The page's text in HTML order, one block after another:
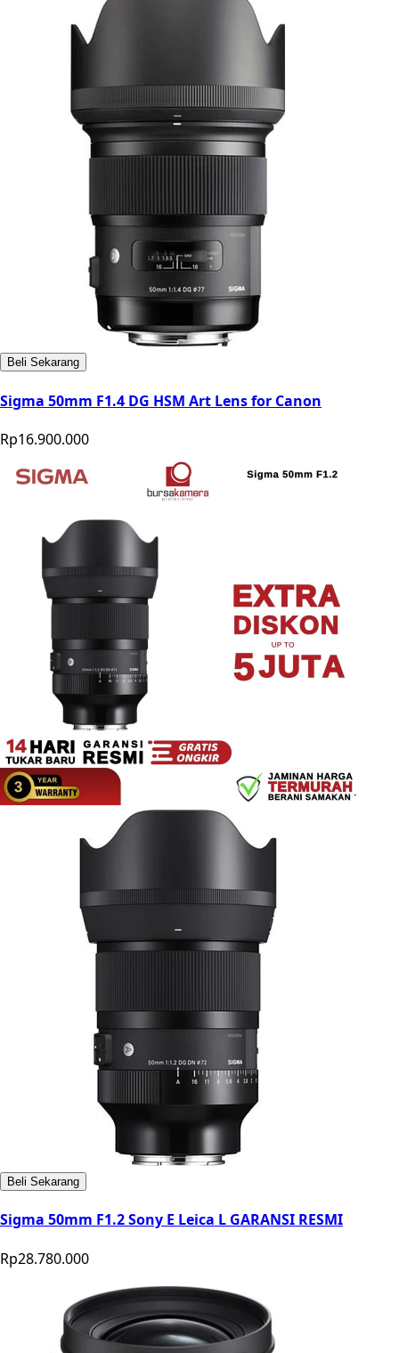
Beli Sekarang
Sigma 50mm F1.4 DG HSM Art Lens for Canon
Rp16.900.000
Beli Sekarang
Sigma 50mm F1.2 Sony E Leica L GARANSI RESMI
Rp28.780.000